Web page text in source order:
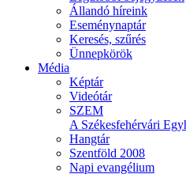
Állandó híreink
Eseménynaptár
Keresés, szűrés
Ünnepkörök
Média
Képtár
Videótár
SZEM
A Székesfehérvári
Hangtár
Szentföld 2008
Napi evangélium